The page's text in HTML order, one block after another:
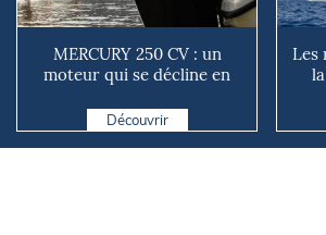
MERCURY 250 CV : un
moteur qui se décline en
Découvrir
Les